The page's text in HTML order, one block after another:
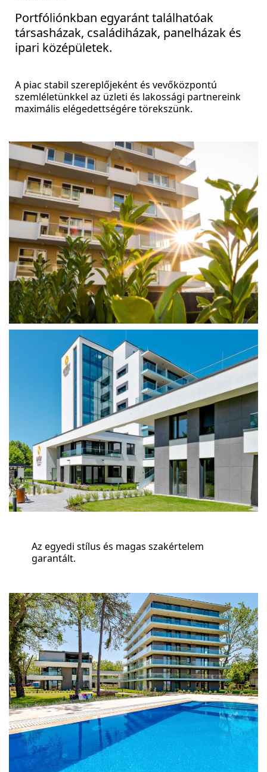
Portfóliónkban egyaránt találhatóak
társasházak, családiházak, panelházak és
ipari középületek.
A piac stabil szereplőjeként és vevőközpontú
szemléletünkkel az üzleti és lakossági partnereink
maximális elégedettségére törekszünk.
Az egyedi stílus és magas szakértelem
garantált.